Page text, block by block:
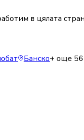
в цялата
Банско+ още 56